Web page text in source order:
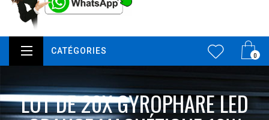
0
CATÉGORIES
LOT DE 20X GYROPHARE LED